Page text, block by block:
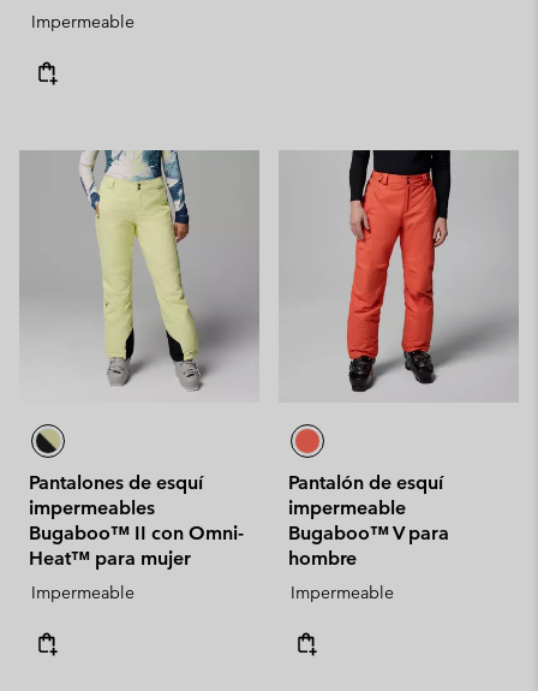
Impermeable
Pantalones de esquí
impermeables
Bugaboo™ II con Omni-
Heat™ para mujer
Impermeable
Pantalón de esquí
impermeable
Bugaboo™ V para
hombre
Impermeable